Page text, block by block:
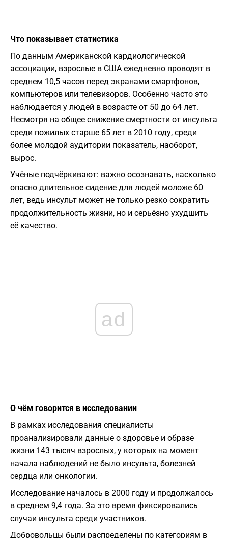
Что показывает статистика
По данным Американской кардиологической
ассоциации, взрослые в США ежедневно проводят в
среднем 10,5 часов перед экранами смартфонов,
компьютеров или телевизоров. Особенно часто это
наблюдается у людей в возрасте от 50 до 64 лет.
Несмотря на общее снижение смертности от инсульта
среди пожилых старше 65 лет в 2010 году, среди
более молодой аудитории показатель, наоборот,
вырос.
Учёные подчёркивают: важно осознавать, насколько
опасно длительное сидение для людей моложе 60
лет, ведь инсульт может не только резко сократить
продолжительность жизни, но и серьёзно ухудшить
её качество.
ad
О чём говорится в исследовании
В рамках исследования специалисты
проанализировали данные о здоровье и образе
жизни 143 тысяч взрослых, у которых на момент
начала наблюдений не было инсульта, болезней
сердца или онкологии.
Исследование началось в 2000 году и продолжалось
в среднем 9,4 года. За это время фиксировались
случаи инсульта среди участников.
Добровольцы были распределены по категориям в